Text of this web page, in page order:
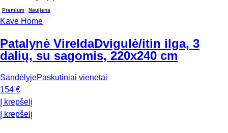
Premium Naujiena
Kave Home
Patalynė VireldaDvigulė/itin ilga, 3
dalių, su sagomis, 220x240 cm
SandėlyjePaskutiniai vienetai
154 €
Į krepšelį
Į krepšelį